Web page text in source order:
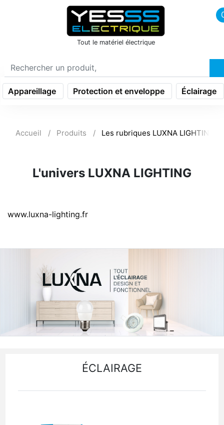
icon menu burger
Tout le matériel électrique
Appareillage Protection et enveloppe Éclairage
Accueil Produits Les rubriques LUXNA LIGHTING
L'univers LUXNA LIGHTING
www.luxna-lighting.fr
ÉCLAIRAGE